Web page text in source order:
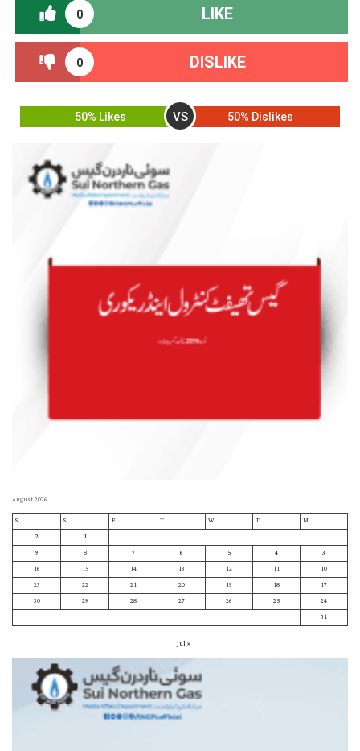
0 LIKE
0 DISLIKE
50% Likes VS 50% Dislikes
August 2026
M
T
W
T
F
S
S
1
2
3
4
5
6
7
8
9
10
11
12
13
14
15
16
17
18
19
20
21
22
23
24
25
26
27
28
29
30
31
« Jul